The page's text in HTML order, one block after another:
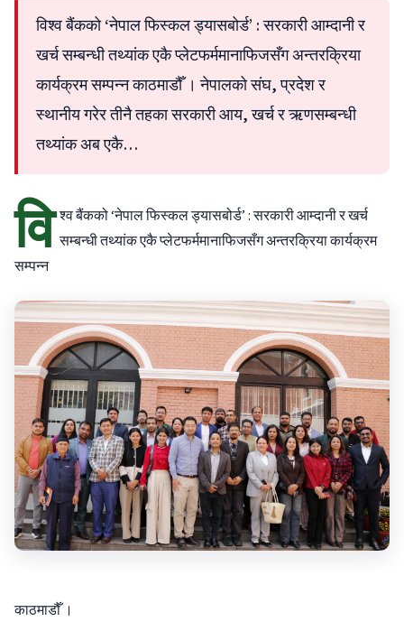
विश्व बैंकको ‘नेपाल फिस्कल ड्यासबोर्ड’ : सरकारी आम्दानी र
खर्च सम्बन्धी तथ्यांक एकै प्लेटफर्ममानाफिजसँग अन्तरक्रिया
कार्यक्रम सम्पन्न काठमाडौँ । नेपालको संघ, प्रदेश र
स्थानीय गरेर तीनै तहका सरकारी आय, खर्च र ऋणसम्बन्धी
तथ्यांक अब एकै…
वि श्व बैंकको ‘नेपाल फिस्कल ड्यासबोर्ड’ : सरकारी आम्दानी र खर्च
सम्बन्धी तथ्यांक एकै प्लेटफर्ममानाफिजसँग अन्तरक्रिया कार्यक्रम
सम्पन्न
काठमाडौँ ।